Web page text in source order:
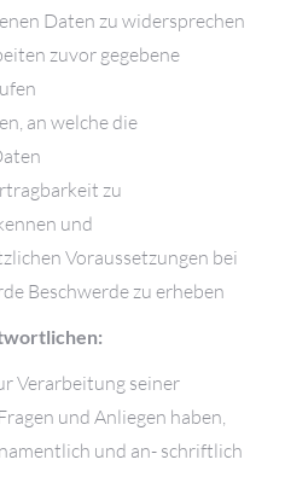
Daten zu widersprechen
zuvor gegebene
an welche die
zu
und
Voraussetzungen bei
Beschwerde zu erheben
Verarbeitung seiner
und Anliegen haben,
und an- schriftlich